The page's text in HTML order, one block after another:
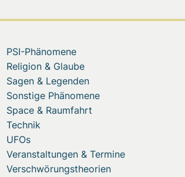
PSI-Phänomene
Religion & Glaube
Sagen & Legenden
Sonstige Phänomene
Space & Raumfahrt
Technik
UFOs
Veranstaltungen & Termine
Verschwörungstheorien